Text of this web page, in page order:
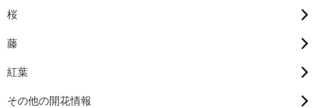
桜
藤
紅葉
その他の開花情報